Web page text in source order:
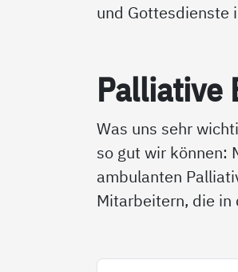
und Gottesdienste
Pal­lia­ti­ve
Was uns sehr
so gut wir können:
ambulanten
Mitarbeitern, die in